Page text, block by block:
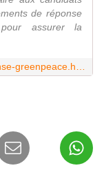
de réponse
assurer la